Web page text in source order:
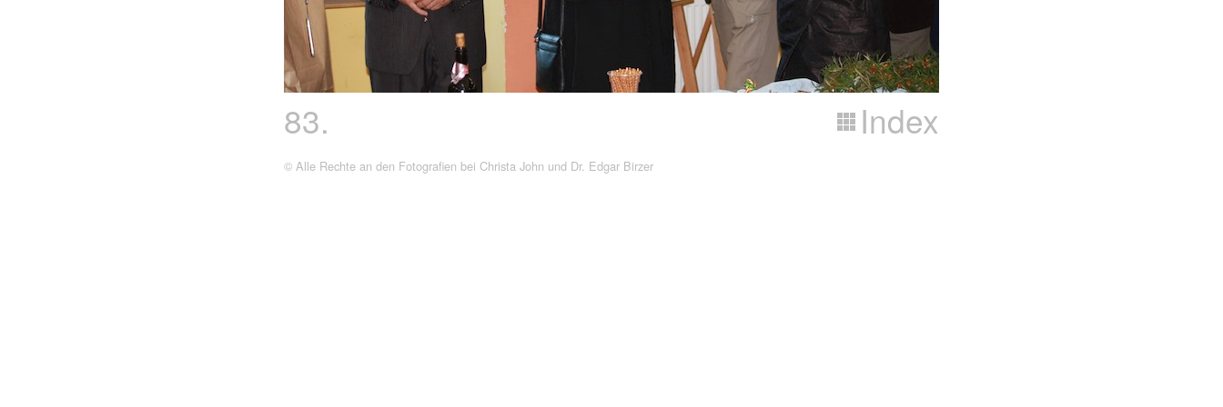
83. Index
© Alle Rechte an den Fotografien bei Christa John und Dr. Edgar Birzer